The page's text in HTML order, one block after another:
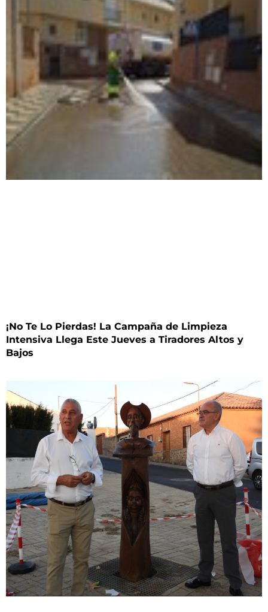
¡No Te Lo Pierdas! La Campaña de Limpieza
Intensiva Llega Este Jueves a Tiradores Altos y
Bajos